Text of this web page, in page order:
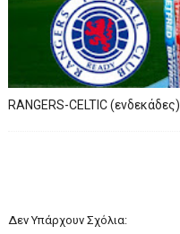
RANGERS-CELTIC (ενδεκάδες)
Δεν Υπάρχουν Σχόλια: